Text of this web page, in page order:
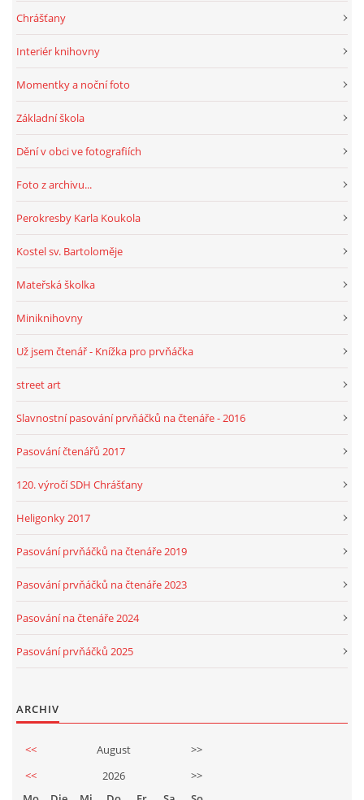
Chrášťany
Interiér knihovny
Momentky a noční foto
Základní škola
Dění v obci ve fotografiích
Foto z archivu...
Perokresby Karla Koukola
Kostel sv. Bartoloměje
Mateřská školka
Miniknihovny
Už jsem čtenář - Knížka pro prvňáčka
street art
Slavnostní pasování prvňáčků na čtenáře - 2016
Pasování čtenářů 2017
120. výročí SDH Chrášťany
Heligonky 2017
Pasování prvňáčků na čtenáře 2019
Pasování prvňáčků na čtenáře 2023
Pasování na čtenáře 2024
Pasování prvňáčků 2025
ARCHIV
<< August
>>
<<
2026
>>